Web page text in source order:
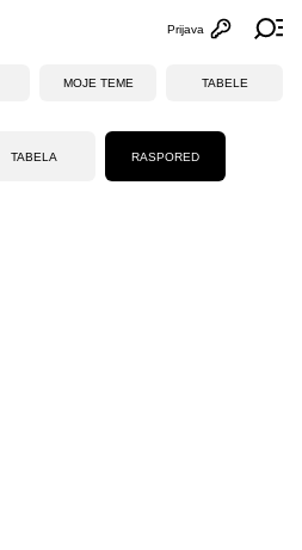
Otvori
Prijava
MOJE TEME TABELE
TABELA RASPORED